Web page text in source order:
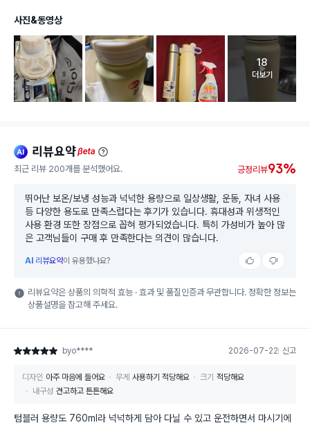
사진&동영상
고객 리뷰
18
더보기
ai 리뷰요약beta
최근 리뷰 200개를 분석했어요. 긍정리뷰93%
뛰어난 보온/보냉 성능과 넉넉한 용량으로 일상생활, 운동, 자녀 사용
등 다양한 용도로 만족스럽다는 후기가 있습니다. 휴대성과 위생적인
사용 환경 또한 장점으로 꼽혀 평가되었습니다. 특히 가성비가 높아 많
은 고객님들이 구매 후 만족한다는 의견이 많습니다.
AI 리뷰요약이 유용했나요?
리뷰요약은 상품의 의학적 효능 · 효과 및 품질인증과 무관합니다. 정확한 정보는
상품설명을 참고해 주세요.
별점 5점 byo**** 2026-07-22 신고
디자인 아주 마음에 들어요 무게 사용하기 적당해요 크기 적당해요
내구성 견고하고 튼튼해요
텀블러 용량도 760ml라 넉넉하게 담아 다닐 수 있고 운전하면서 마시기에